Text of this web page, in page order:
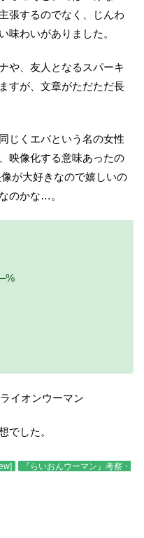
張するのでなく、じんわ
味わいがありました。
や、友人となるスパーキ
すが、文章がただただ長
じくエバという名の女性
映像化する意味あったの
が大好きなので嬉しいの
のかな…。
イオンウーマン
でした。
『らいおんウーマン』考察・